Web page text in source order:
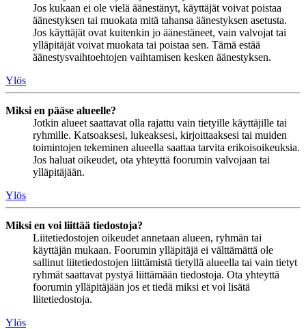
Jos kukaan ei ole vielä äänestänyt, käyttäjät voivat poistaa
äänestyksen tai muokata mitä tahansa äänestyksen asetusta.
Jos käyttäjät ovat kuitenkin jo äänestäneet, vain valvojat tai
ylläpitäjät voivat muokata tai poistaa sen. Tämä estää
äänestysvaihtoehtojen vaihtamisen kesken äänestyksen.
Ylös
Miksi en pääse alueelle?
Jotkin alueet saattavat olla rajattu vain tietyille käyttäjille tai
ryhmille. Katsoaksesi, lukeaksesi, kirjoittaaksesi tai muiden
toimintojen tekeminen alueella saattaa tarvita erikoisoikeuksia.
Jos haluat oikeudet, ota yhteyttä foorumin valvojaan tai
ylläpitäjään.
Ylös
Miksi en voi liittää tiedostoja?
Liitetiedostojen oikeudet annetaan alueen, ryhmän tai
käyttäjän mukaan. Foorumin ylläpitäjä ei välttämättä ole
sallinut liitetiedostojen liittämistä tietyllä alueella tai vain tietyt
ryhmät saattavat pystyä liittämään tiedostoja. Ota yhteyttä
foorumin ylläpitäjään jos et tiedä miksi et voi lisätä
liitetiedostoja.
Ylös